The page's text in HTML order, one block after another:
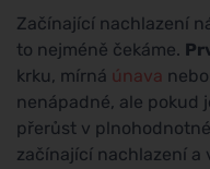
Začínající nachlazení
to nejméně čekáme.
krku, mírná únava
nenápadné, ale pokud
přerůst v
začínající nachlazení a